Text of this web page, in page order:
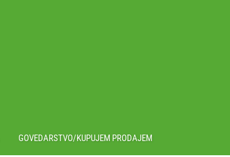
GOVEDARSTVO/KUPUJEM PRODAJEM